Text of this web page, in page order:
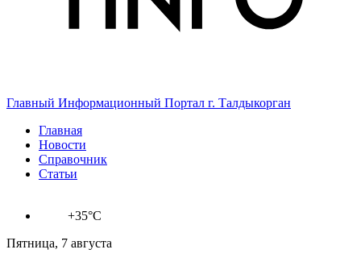
Главный Информационный Портал г. Талдыкорган
Главная
Новости
Справочник
Статьи
+35°C
Пятница, 7 августа